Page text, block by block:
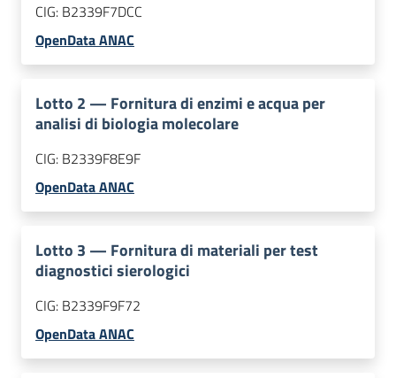
CIG: B2339F7DCC
OpenData ANAC
Lotto 2 — Fornitura di enzimi e acqua per
analisi di biologia molecolare
CIG: B2339F8E9F
OpenData ANAC
Lotto 3 — Fornitura di materiali per test
diagnostici sierologici
CIG: B2339F9F72
OpenData ANAC